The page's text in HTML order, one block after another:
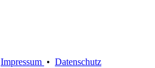
Impressum • Datenschutz